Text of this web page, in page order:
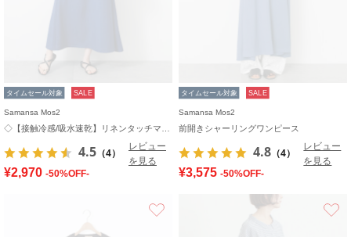
タイムセール対象 SALE
Samansa Mos2
4.5 （4）
レビュー
を見る
¥2,970 -50%OFF-
タイムセール対象 SALE
Samansa Mos2
前開きシャーリングワンピース
4.8 （4）
レビュー
を見る
¥3,575 -50%OFF-